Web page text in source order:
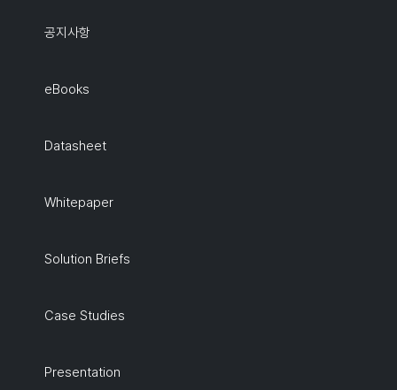
공지사항
eBooks
Datasheet
Whitepaper
Solution Briefs
Case Studies
Presentation